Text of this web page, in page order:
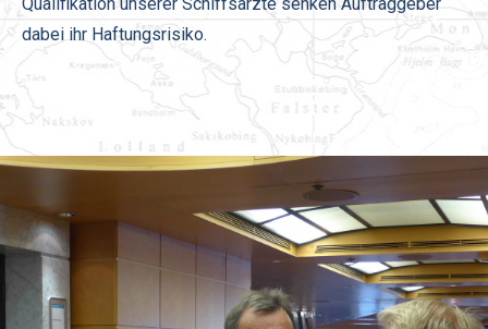
dabei ihr Haftungsrisiko.